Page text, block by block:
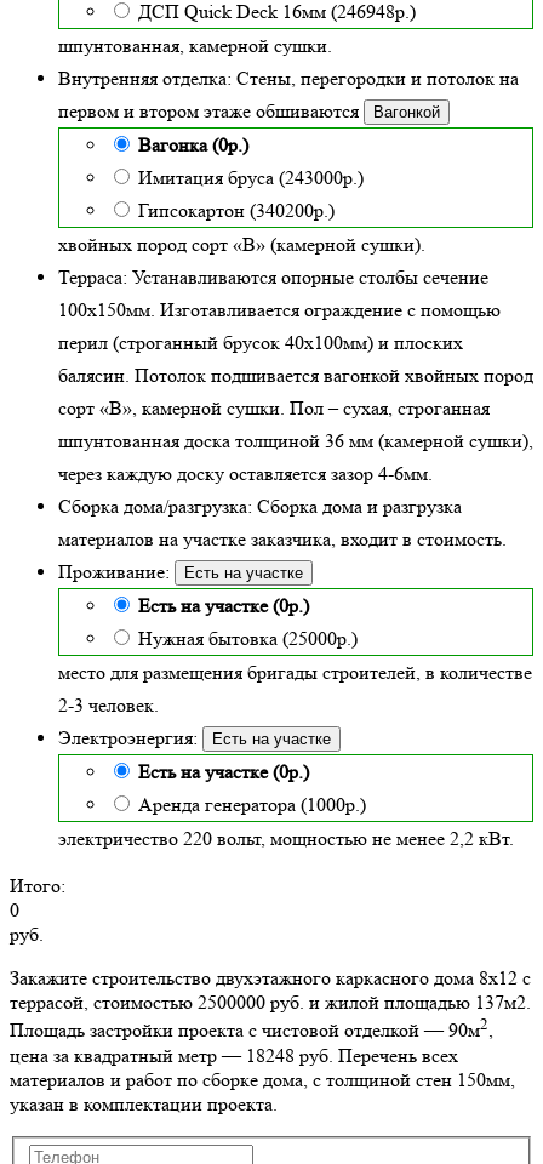
ДСП Quick Deck 16мм (246948р.)
шпунтованная, камерной сушки.
Внутренняя отделка: Стены, перегородки и потолок на
первом и втором этаже обшиваются
Вагонкой
Вагонка (0р.)
Имитация бруса (243000р.)
Гипсокартон (340200р.)
хвойных пород сорт «В» (камерной сушки).
Терраса: Устанавливаются опорные столбы сечение
100х150мм. Изготавливается ограждение с помощью
перил (строганный брусок 40х100мм) и плоских
балясин. Потолок подшивается вагонкой хвойных пород
сорт «В», камерной сушки. Пол – сухая, строганная
шпунтованная доска толщиной 36 мм (камерной сушки),
через каждую доску оставляется зазор 4-6мм.
Сборка дома/разгрузка: Сборка дома и разгрузка
материалов на участке заказчика, входит в стоимость.
Проживание:
Есть на участке
Есть на участке (0р.)
Нужная бытовка (25000р.)
место для размещения бригады строителей, в количестве
2-3 человек.
Электроэнергия:
Есть на участке
Есть на участке (0р.)
Аренда генератора (1000р.)
электричество 220 вольт, мощностью не менее 2,2 кВт.
Итого:
0
руб.
Закажите строительство двухэтажного каркасного дома 8х12 с
террасой, стоимостью 2500000 руб. и жилой площадью 137м2.
Площадь застройки проекта с чистовой отделкой — 90м2,
цена за квадратный метр — 18248 руб. Перечень всех
материалов и работ по сборке дома, с толщиной стен 150мм,
указан в комплектации проекта.